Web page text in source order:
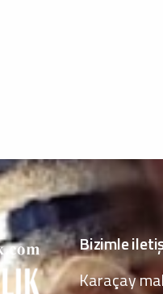
Bizimle
Karaçay